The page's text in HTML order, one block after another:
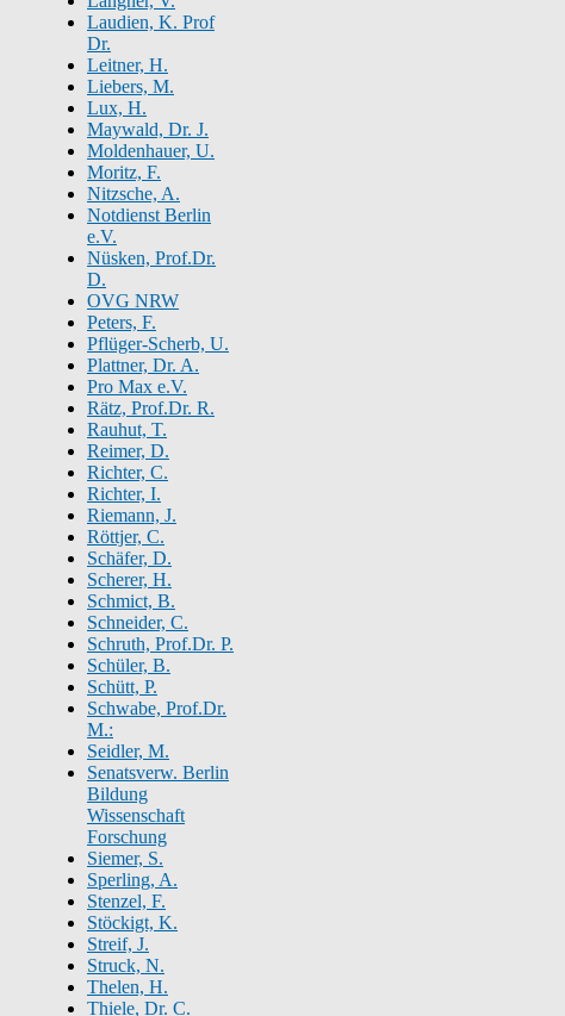
Laudien, K. Prof
Dr.
Leitner, H.
Liebers, M.
Lux, H.
Maywald, Dr. J.
Moldenhauer, U.
Moritz, F.
Nitzsche, A.
Notdienst Berlin
e.V.
Nüsken, Prof.Dr.
D.
OVG NRW
Peters, F.
Pflüger-Scherb, U.
Plattner, Dr. A.
Pro Max e.V.
Rätz, Prof.Dr. R.
Rauhut, T.
Reimer, D.
Richter, C.
Richter, I.
Riemann, J.
Röttjer, C.
Schäfer, D.
Scherer, H.
Schmict, B.
Schneider, C.
Schruth, Prof.Dr. P.
Schüler, B.
Schütt, P.
Schwabe, Prof.Dr.
M.:
Seidler, M.
Senatsverw. Berlin
Bildung
Wissenschaft
Forschung
Siemer, S.
Sperling, A.
Stenzel, F.
Stöckigt, K.
Streif, J.
Struck, N.
Thelen, H.
Thiele, Dr. C.